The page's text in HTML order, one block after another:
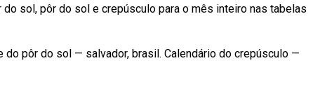
sol, pôr do sol e crepúsculo para o mês inteiro nas tabelas
pôr do sol — salvador, brasil. Calendário do crepúsculo —